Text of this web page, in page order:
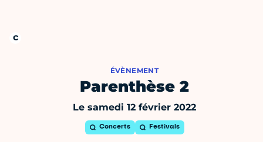
ÉVÈNEMENT
Parenthèse 2
Le samedi 12 février 2022
Concerts Festivals